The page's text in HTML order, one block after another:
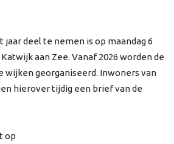
jaar deel te nemen is op maandag 6
aan Zee. Vanaf 2026 worden de
wijken georganiseerd. Inwoners van
hierover tijdig een brief van de
op